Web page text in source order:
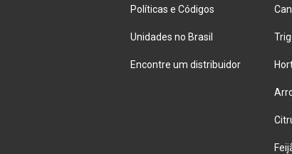
Políticas e Códigos
Unidades no Brasil
Encontre um distribuidor